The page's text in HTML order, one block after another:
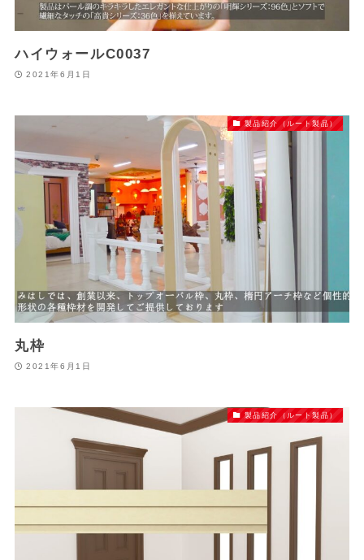
ハイウォールC0037
2021年6月1日
製品紹介（ルート製品）
丸枠
2021年6月1日
製品紹介（ルート製品）